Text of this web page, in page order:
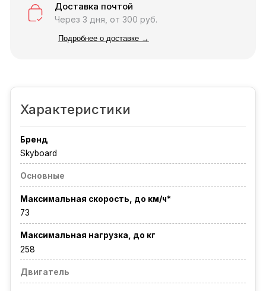
Доставка почтой
Через 3 дня, от 300 руб.
Подробнее о доставке →
Характеристики
Бренд
Skyboard
Основные
Максимальная скорость, до км/ч*
73
Максимальная нагрузка, до кг
258
Двигатель